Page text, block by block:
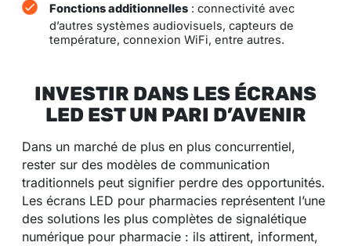
Fonctions additionnelles: connectivité avec
d’autres systèmes audiovisuels, capteurs de
température, connexion WiFi, entre autres.
INVESTIR DANS LES ÉCRANS
LED EST UN PARI D’AVENIR
Dans un marché de plus en plus concurrentiel,
rester sur des modèles de communication
traditionnels peut signifier perdre des opportunités.
Les écrans LED pour pharmacies représentent l’une
des solutions les plus complètes de signalétique
numérique pour pharmacie : ils attirent, informent,